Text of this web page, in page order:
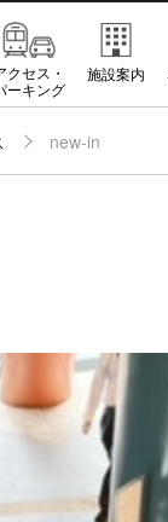
クセス・
ーキング
施設案内
new-in